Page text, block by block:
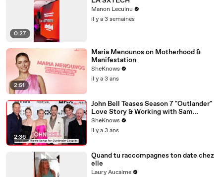
0:27
Manon Leculnu
il y a 3 semaines
2:51
Maria Menounos on Motherhood &
Manifestation
SheKnows
il y a 3 ans
2:36
John Bell Teases Season 7 "Outlander"
Love Story & Working with Sam
Heughan, Caitríona Balfe & Mark Lewis
Jones
SheKnows
il y a 3 ans
Quand tu raccompagnes ton date chez
elle
Laury Aucalme